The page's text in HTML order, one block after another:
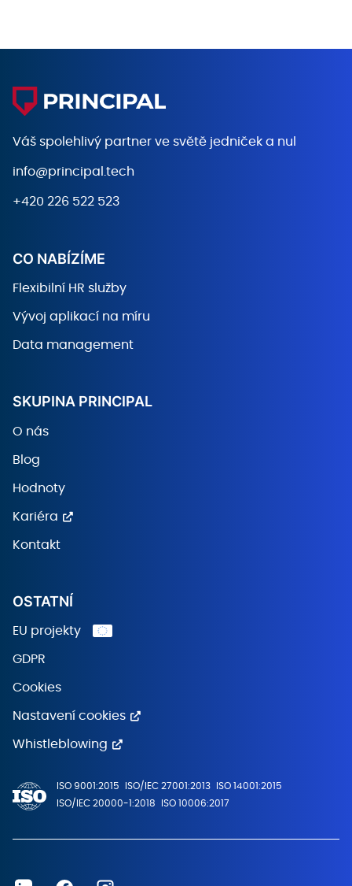
Váš spolehlivý partner ve světě jedniček a nul
info@principal.tech
+420 226 522 523
CO NABÍZÍME
Flexibilní HR služby
Vývoj aplikací na míru
Data management
SKUPINA PRINCIPAL
O nás
Blog
Hodnoty
Kariéra
Kontakt
OSTATNÍ
EU projekty
GDPR
Cookies
Nastavení cookies
Whistleblowing
ISO 9001:2015 ISO/IEC 27001:2013
ISO 14001:2015
ISO/IEC 20000-1:2018
ISO 10006:2017